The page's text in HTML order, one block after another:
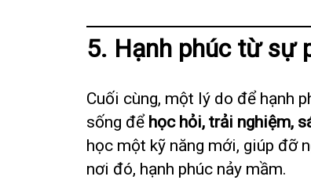
5. Hạnh phúc từ sự
Cuối cùng, một lý do để hạnh
sống để học hỏi, trải nghiệm,
học một kỹ năng mới, giúp đỡ
nơi đó, hạnh phúc nảy mầm.